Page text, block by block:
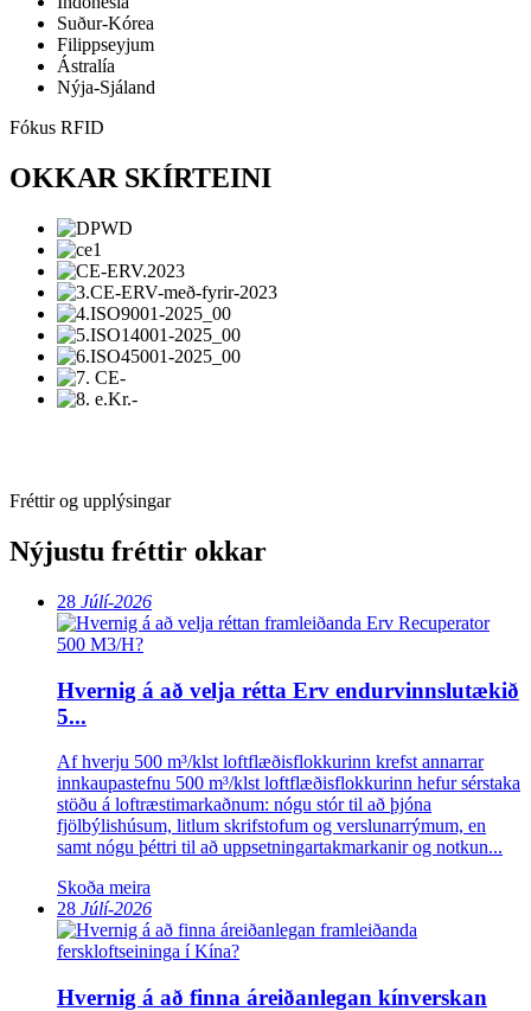
Suður-Kórea
Filippseyjum
Ástralía
Nýja-Sjáland
Fókus RFID
OKKAR SKÍRTEINI
Fréttir og upplýsingar
Nýjustu fréttir okkar
28 Júlí-2026
Hvernig á að velja rétta Erv endurvinnslutækið
5...
Af hverju 500 m³/klst loftflæðisflokkurinn krefst annarrar
innkaupastefnu 500 m³/klst loftflæðisflokkurinn hefur sérstaka
stöðu á loftræstimarkaðnum: nógu stór til að þjóna
fjölbýlishúsum, litlum skrifstofum og verslunarrýmum, en
samt nógu þéttri til að uppsetningartakmarkanir og notkun...
Skoða meira
28 Júlí-2026
Hvernig á að finna áreiðanlegan kínverskan